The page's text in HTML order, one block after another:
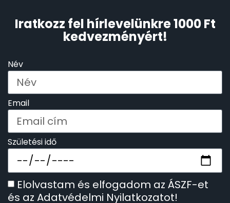
Iratkozz fel hírlevelünkre 1000 Ft
kedvezményért!
Név
Email
Születési idő
Elolvastam és elfogadom az ÁSZF-et
és az Adatvédelmi Nyilatkozatot!
TIMESTAR HÁLÓZATI ÉBRESZTŐÓRÁK
VOSTOK
ZIPPO
ZSEBKÉS
ZSEBÓRÁK
ZSOLNAY PORCELÁN